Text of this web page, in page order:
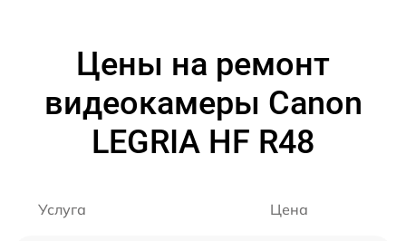
Цены на ремонт
видеокамеры Canon
LEGRIA HF R48
Услуга Цена